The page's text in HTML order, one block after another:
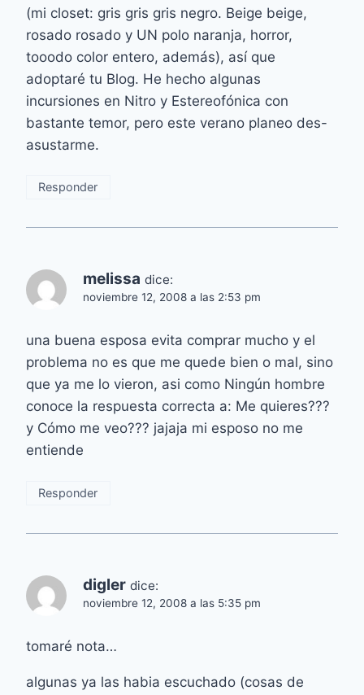
(mi closet: gris gris gris negro. Beige beige,
rosado rosado y UN polo naranja, horror,
tooodo color entero, además), así que
adoptaré tu Blog. He hecho algunas
incursiones en Nitro y Estereofónica con
bastante temor, pero este verano planeo des-
asustarme.
Responder
melissa dice:
noviembre 12, 2008 a las 2:53 pm
una buena esposa evita comprar mucho y el
problema no es que me quede bien o mal, sino
que ya me lo vieron, asi como Ningún hombre
conoce la respuesta correcta a: Me quieres???
y Cómo me veo??? jajaja mi esposo no me
entiende
Responder
digler dice:
noviembre 12, 2008 a las 5:35 pm
tomaré nota…
algunas ya las habia escuchado (cosas de